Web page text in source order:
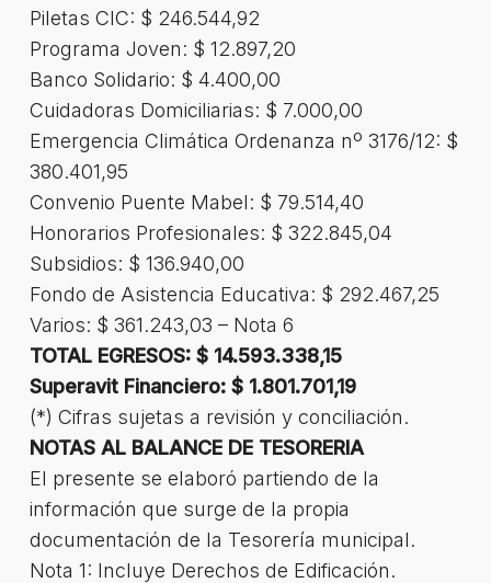
Piletas CIC: $ 246.544,92
Programa Joven: $ 12.897,20
Banco Solidario: $ 4.400,00
Cuidadoras Domiciliarias: $ 7.000,00
Emergencia Climática Ordenanza nº 3176/12: $
380.401,95
Convenio Puente Mabel: $ 79.514,40
Honorarios Profesionales: $ 322.845,04
Subsidios: $ 136.940,00
Fondo de Asistencia Educativa: $ 292.467,25
Varios: $ 361.243,03 – Nota 6
TOTAL EGRESOS: $ 14.593.338,15
Superavit Financiero: $ 1.801.701,19
(*) Cifras sujetas a revisión y conciliación.
NOTAS AL BALANCE DE TESORERIA
El presente se elaboró partiendo de la
información que surge de la propia
documentación de la Tesorería municipal.
Nota 1: Incluye Derechos de Edificación.